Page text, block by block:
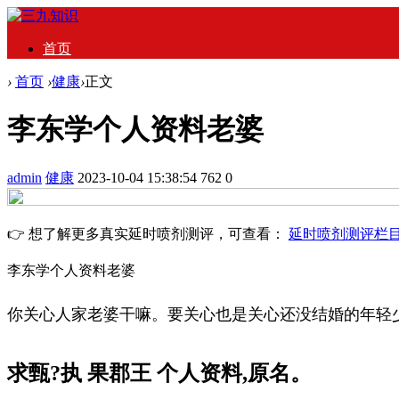
首页
› 首页 ›健康›正文
李东学个人资料老婆
admin 健康 2023-10-04 15:38:54 762 0
👉 想了解更多真实延时喷剂测评，可查看： 延时喷剂测评栏
李东学个人资料老婆
你关心人家老婆干嘛。要关心也是关心还没结婚的年轻
求甄?执 果郡王 个人资料,原名。